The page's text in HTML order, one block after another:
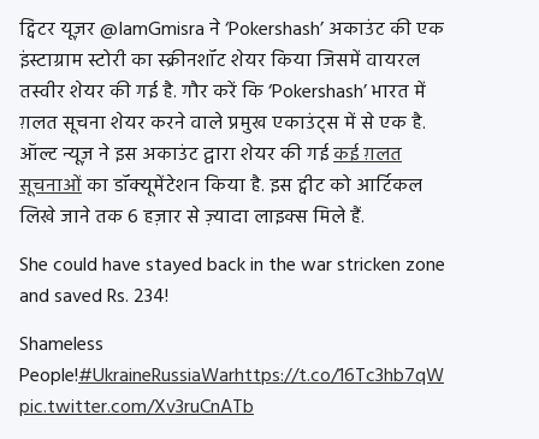
ट्विटर यूज़र @IamGmisra ने ‘Pokershash’ अकाउंट की एक
इंस्टाग्राम स्टोरी का स्क्रीनशॉट शेयर किया जिसमें वायरल
तस्वीर शेयर की गई है. गौर करें कि ‘Pokershash’ भारत में
ग़लत सूचना शेयर करने वाले प्रमुख एकाउंट्स में से एक है.
ऑल्ट न्यूज़ ने इस अकाउंट द्वारा शेयर की गईकई ग़लत
सूचनाओंका डॉक्यूमेंटेशन किया है. इस ट्वीट को आर्टिकल
लिखे जाने तक 6 हज़ार से ज़्यादा लाइक्स मिले हैं.
She could have stayed back in the war stricken zone
and saved Rs. 234!
Shameless
People!#UkraineRussiaWarhttps://t.co/16Tc3hb7qW
pic.twitter.com/Xv3ruCnATb